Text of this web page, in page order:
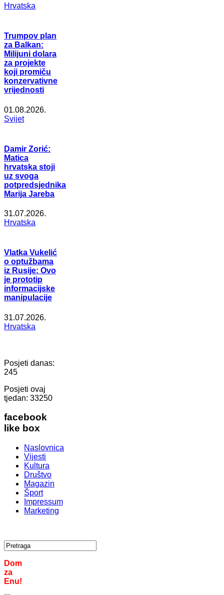
Hrvatska
Trumpov plan
za Balkan:
Milijuni dolara
za projekte
koji promiču
konzervativne
vrijednosti
01.08.2026.
Svijet
Damir Zorić:
Matica
hrvatska stoji
uz svoga
potpredsjednika
Marija Jareba
31.07.2026.
Hrvatska
Vlatka Vukelić
o optužbama
iz Rusije: Ovo
je prototip
informacijske
manipulacije
31.07.2026.
Hrvatska
Posjeti danas:
245
Posjeti ovaj
tjedan: 33250
facebook
like box
Naslovnica
Vijesti
Kultura
Društvo
Magazin
Šport
Impressum
Marketing
Dom
za
Enu!